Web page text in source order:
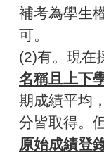
補考為學生
可。
(2)有。現在
名稱且上下
期成績平均
分皆取得。
原始成績登